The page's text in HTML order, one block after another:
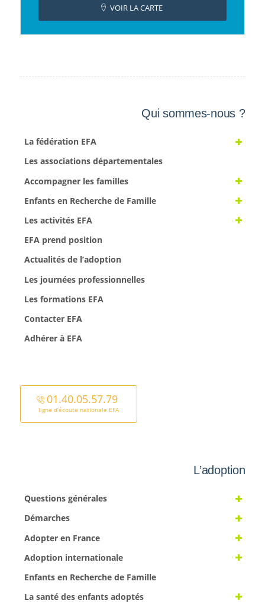
VOIR LA CARTE
Qui sommes-nous ?
La fédération EFA
Les associations départementales
Accompagner les familles
Enfants en Recherche de Famille
Les activités EFA
EFA prend position
Actualités de l’adoption
Les journées professionnelles
Les formations EFA
Contacter EFA
Adhérer à EFA
01.40.05.57.79
ligne d’écoute nationale EFA
L’adoption
Questions générales
Démarches
Adopter en France
Adoption internationale
Enfants en Recherche de Famille
La santé des enfants adoptés